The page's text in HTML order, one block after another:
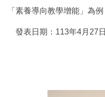
「素養導向教學增能」為例
發表日期：113年4月27日